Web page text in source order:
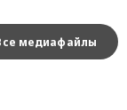
медиафайлы